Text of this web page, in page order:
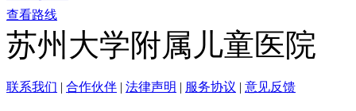
查看路线
苏州大学附属儿童医院
联系我们 | 合作伙伴 | 法律声明 | 服务协议 | 意见反馈